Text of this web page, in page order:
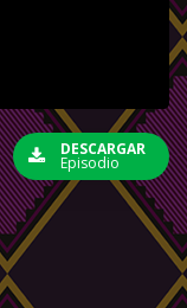
DESCARGAR
Episodio